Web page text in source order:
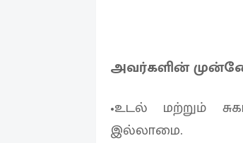
அவர்களின்
•உடல் மற்றும்
இல்லாமை.